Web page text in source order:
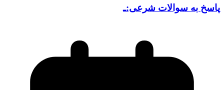
پاسخ به سوالات شرعی:ـ